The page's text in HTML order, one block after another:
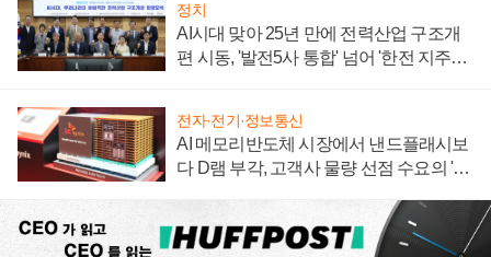
정치
AI시대 맞아 25년 만에 전력산업 구조개
편 시동, '발전5사 통합' 넘어 '한전 지주사'
전자·전기·정보통신
AI 메모리반도체 시장에서 낸드플래시보
다 D램 부각, 고객사 물량 선점 수요의 '우